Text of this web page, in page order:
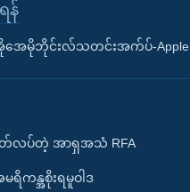
န်
အေမိုဘိုင်းလ်သတင်းအက်ပ်-Apple
လပ်တဲ့ အာရှအသံ RFA
ရိကန္အစိုးရမူဝါဒ